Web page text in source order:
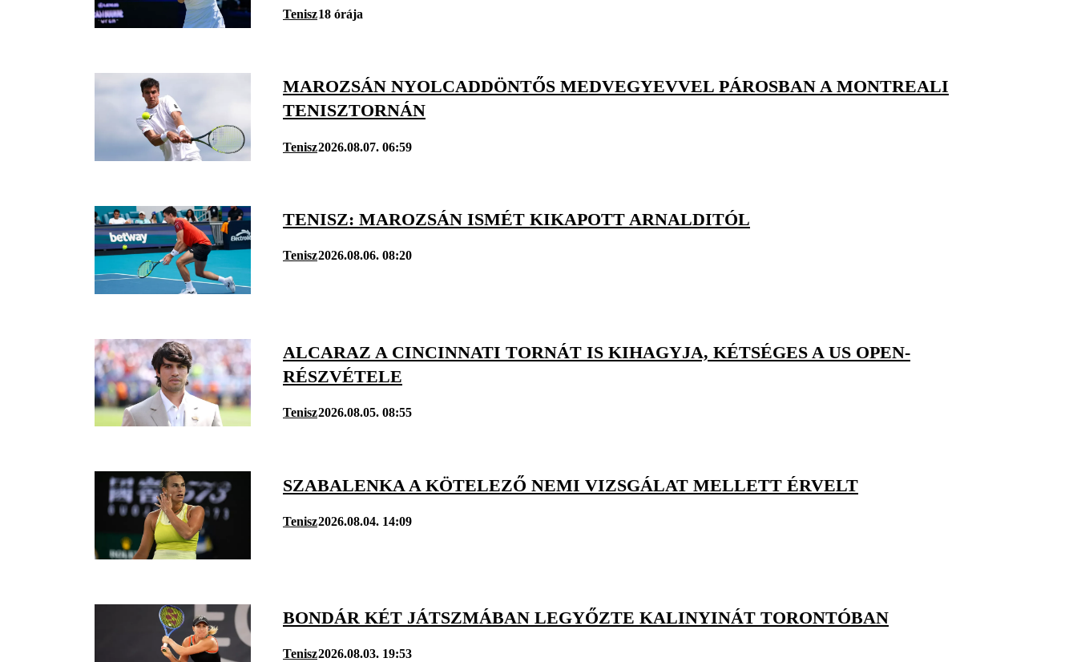
Tenisz18 órája
MAROZSÁN NYOLCADDÖNTŐS MEDVEGYEVVEL PÁROSBAN A MONTREALI
TENISZTORNÁN
Tenisz2026.08.07. 06:59
TENISZ: MAROZSÁN ISMÉT KIKAPOTT ARNALDITÓL
Tenisz2026.08.06. 08:20
ALCARAZ A CINCINNATI TORNÁT IS KIHAGYJA, KÉTSÉGES A US OPEN-
RÉSZVÉTELE
Tenisz2026.08.05. 08:55
SZABALENKA A KÖTELEZŐ NEMI VIZSGÁLAT MELLETT ÉRVELT
Tenisz2026.08.04. 14:09
BONDÁR KÉT JÁTSZMÁBAN LEGYŐZTE KALINYINÁT TORONTÓBAN
Tenisz2026.08.03. 19:53